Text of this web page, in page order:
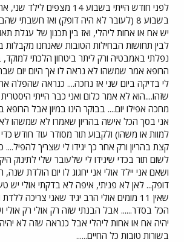
לפני חודש הייתי בשבוע 14
בשבוע 8 (לעובר לא היה דופק) ואז חשבתי
יש אח או אחות ליהלי, ואז בין תכנון של עגלת
לבין תחושות הבחילות הטובות שאנחנו
נפלתי באמבטיה ורק ליתר ביטחון הלכתי
הרופא אמר שמשהו לא נראה לו אך היום יום
לי בדיקה ביום שני אז נחכה.... כנראה שהפלה
שזהו....הוא לא אמר כלום ואני כבר הייתי
מחכה אפילו יום.... בבוקר הינו במיון אבל הרופא
אני בסך הכל אישה בהריון שאמרו לא שמשהו
למוות או משהו) ולקבוע תור מסודר עוד חודש
קצת בהריון ורק אחר כך יגידו לי שצריך להפיל....
ושאם אני יילד אולי אני יחגוג לו יום הולדת שנה,
דופק... לאן לא פניתי, איפה לא בדקתי אולי יש
שאין 11 מומים אולי הרב יגיד שאני צריכה
הכל בסדר...... אבל הבנתי שזה רק אולי רק אולי
יהיה אח או אחות ליהלי אבל כנראה שזה לא יהיה
בשורות טובות כל החיים......